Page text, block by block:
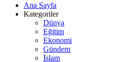
Ana Sayfa
Kategoriler
Dünya
Eğitim
Ekonomi
Gündem
İslam